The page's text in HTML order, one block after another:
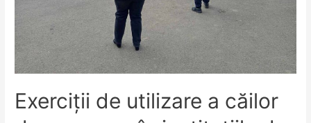
Exerciții de utilizare a căilor